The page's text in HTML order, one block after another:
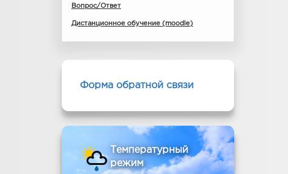
Вопрос/Ответ
Дистанционное обучение (moodle)
Форма обратной связи
Температурный
режим